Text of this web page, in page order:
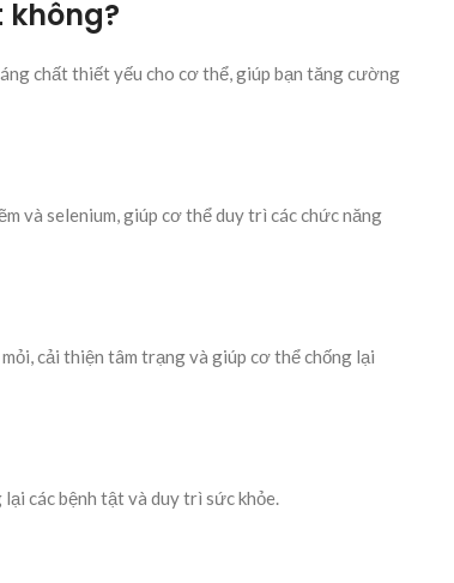
không?
chất thiết yếu cho cơ thể, giúp bạn tăng cường
và selenium, giúp cơ thể duy trì các chức năng
cải thiện tâm trạng và giúp cơ thể chống lại
các bệnh tật và duy trì sức khỏe.